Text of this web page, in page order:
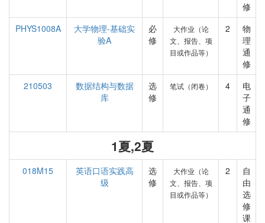
修
PHYS1008A
大学物理-基础实
验A
必
修
大作业（论
文、报告、项
目或作品等）
2
物
理
通
修
210503
数据结构与数据
库
选
修
笔试（闭卷） 4
电
子
通
修
1夏,2夏
018M15
英语口语实践高
级
选
修
大作业（论
文、报告、项
目或作品等）
2
自
由
选
修
课